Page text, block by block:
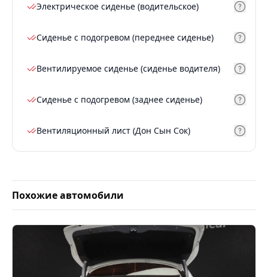
Электрическое сиденье (водительское)
Сиденье с подогревом (переднее сиденье)
Вентилируемое сиденье (сиденье водителя)
Сиденье с подогревом (заднее сиденье)
Вентиляционный лист (Дон Сын Сок)
Похожие автомобили